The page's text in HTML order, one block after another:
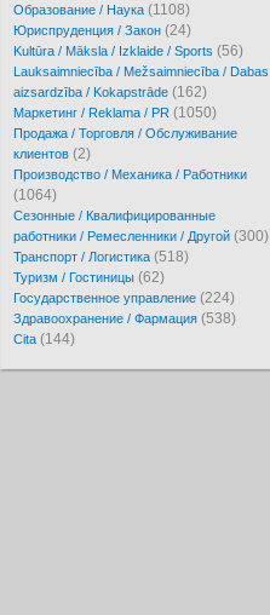
Образование / Наука (1108)
Юриспруденция / Закон (24)
Kultūra / Māksla / Izklaide / Sports (56)
Lauksaimniecība / Mežsaimniecība / Dabas
aizsardzība / Kokapstrāde (162)
Маркетинг / Reklama / PR (1050)
Продажа / Торговля / Обслуживание
клиентов (2)
Производство / Механика / Работники
(1064)
Сезонные / Квалифицированные
работники / Ремесленники / Другой (300)
Транспорт / Логистика (518)
Туризм / Гостиницы (62)
Государственное управление (224)
Здравоохранение / Фармация (538)
Cita (144)